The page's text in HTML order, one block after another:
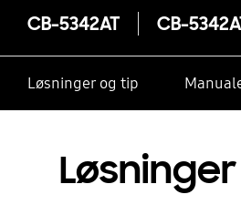
CB-5342AT CB-
Løsninger og tip